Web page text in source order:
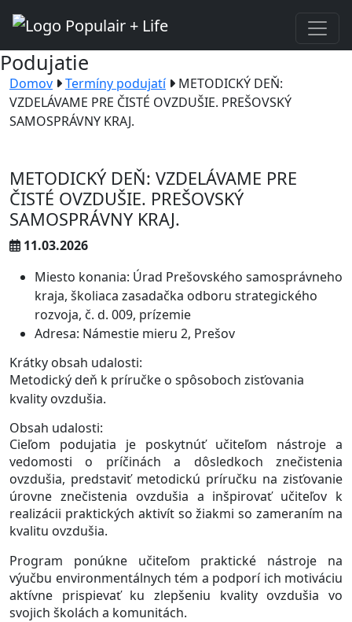
Podujatie
Domov Termíny podujatí
METODICKÝ DEŇ:
VZDELÁVAME PRE ČISTÉ OVZDUŠIE. PREŠOVSKÝ
SAMOSPRÁVNY KRAJ.
METODICKÝ DEŇ: VZDELÁVAME PRE
ČISTÉ OVZDUŠIE. PREŠOVSKÝ
SAMOSPRÁVNY KRAJ.
11.03.2026
Miesto konania: Úrad Prešovského samosprávneho
kraja, školiaca zasadačka odboru strategického
rozvoja, č. d. 009, prízemie
Adresa: Námestie mieru 2, Prešov
Krátky obsah udalosti:
Metodický deň k príručke o spôsoboch zisťovania
kvality ovzdušia.
Obsah udalosti:
Cieľom podujatia je poskytnúť učiteľom nástroje a
vedomosti o príčinách a dôsledkoch znečistenia
ovzdušia, predstaviť metodickú príručku na zisťovanie
úrovne znečistenia ovzdušia a inšpirovať učiteľov k
realizácii praktických aktivít so žiakmi so zameraním na
kvalitu ovzdušia.
Program ponúkne učiteľom praktické nástroje na
výučbu environmentálnych tém a podporí ich motiváciu
aktívne prispievať ku zlepšeniu kvality ovzdušia vo
svojich školách a komunitách.